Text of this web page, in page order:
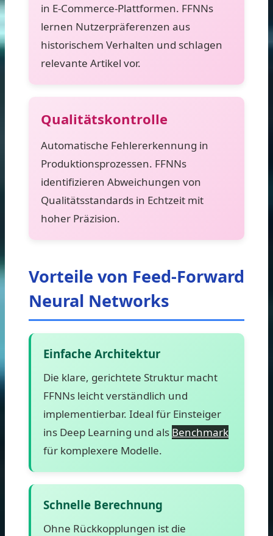
in E-Commerce-Plattformen. FFNNs
lernen Nutzerpräferenzen aus
historischem Verhalten und schlagen
relevante Artikel vor.
Qualitätskontrolle
Automatische Fehlererkennung in
Produktionsprozessen. FFNNs
identifizieren Abweichungen von
Qualitätsstandards in Echtzeit mit
hoher Präzision.
Vorteile von Feed-Forward
Neural Networks
Einfache Architektur
Die klare, gerichtete Struktur macht
FFNNs leicht verständlich und
implementierbar. Ideal für Einsteiger
ins Deep Learning und als Benchmark
für komplexere Modelle.
Schnelle Berechnung
Ohne Rückkopplungen ist die